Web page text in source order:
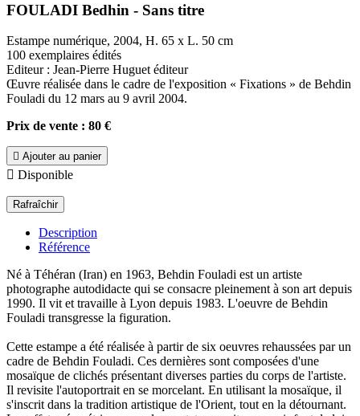
FOULADI Bedhin - Sans titre
Estampe numérique, 2004, H. 65 x L. 50 cm
100 exemplaires édités
Editeur : Jean-Pierre Huguet éditeur
Œuvre réalisée dans le cadre de l'exposition « Fixations » de Behdin
Fouladi du 12 mars au 9 avril 2004.
Prix de vente : 80 €
 Ajouter au panier
 Disponible
Description
Référence
Né à Téhéran (Iran) en 1963, Behdin Fouladi est un artiste
photographe autodidacte qui se consacre pleinement à son art depuis
1990. Il vit et travaille à Lyon depuis 1983. L'oeuvre de Behdin
Fouladi transgresse la figuration.
Cette estampe a été réalisée à partir de six oeuvres rehaussées par un
cadre de Behdin Fouladi. Ces dernières sont composées d'une
mosaïque de clichés présentant diverses parties du corps de l'artiste.
Il revisite l'autoportrait en se morcelant. En utilisant la mosaïque, il
s'inscrit dans la tradition artistique de l'Orient, tout en la détournant.